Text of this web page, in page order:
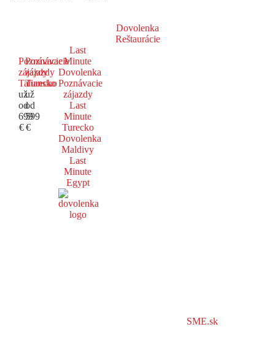
Dovolenka
Reštaurácie
Poznávacie
zájazdy
Taliansko
už
od
699
€
Poznávacie
zájazdy
Turecko
už
od
599
€
Last
Minute
Dovolenka
Poznávacie
zájazdy
Last
Minute
Turecko
Dovolenka
Maldivy
Last
Minute
Egypt
SME.sk